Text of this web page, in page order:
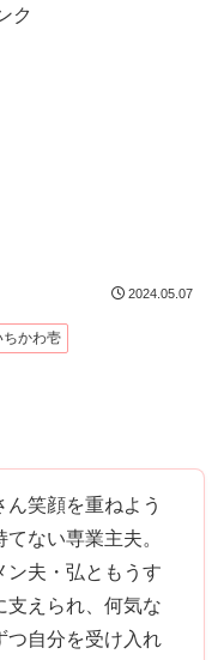
ク
2024.05.07
ちかわ壱
笑顔を重ねよう
ない専業主夫。
ン夫・弘ともうす
支えられ、何気な
つ自分を受け入れ